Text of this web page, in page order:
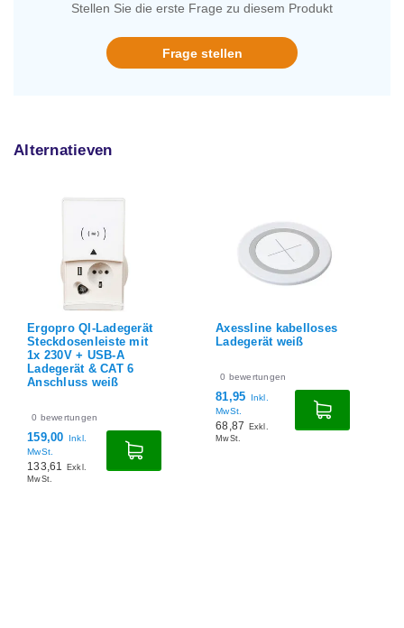
Stellen Sie die erste Frage zu diesem Produkt
Frage stellen
Alternatieven
Axessline kabelloses
Ladegerät weiß
bewertungen
68,87
MwSt.
Ergopro QI-
Ladesteckdose mit 1x
Anschluss
bewertungen